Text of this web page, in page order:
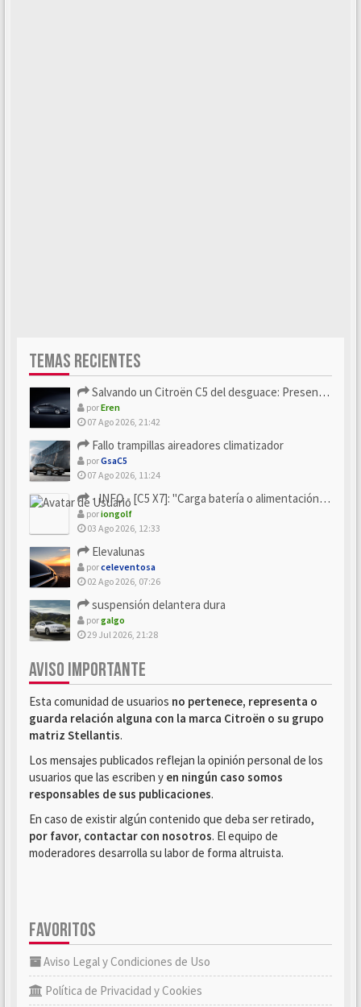
TEMAS RECIENTES
Salvando un Citroën C5 del desguace: Presentación y seguimiento
porEren
07 Ago 2026, 21:42
Fallo trampillas aireadores climatizador
porGsaC5
07 Ago 2026, 11:24
- INFO - [C5 X7]: "Carga batería o alimentación eléctri...
poriongolf
03 Ago 2026, 12:33
Elevalunas
porceleventosa
02 Ago 2026, 07:26
suspensión delantera dura
porgalgo
29 Jul 2026, 21:28
AVISO IMPORTANTE
Esta comunidad de usuarios no pertenece, representa o
guarda relación alguna con la marca Citroën o su grupo
matriz Stellantis.
Los mensajes publicados reflejan la opinión personal de los
usuarios que las escriben y en ningún caso somos
responsables de sus publicaciones.
En caso de existir algún contenido que deba ser retirado,
por favor, contactar con nosotros. El equipo de
moderadores desarrolla su labor de forma altruista.
FAVORITOS
Aviso Legal y Condiciones de Uso
Política de Privacidad y Cookies